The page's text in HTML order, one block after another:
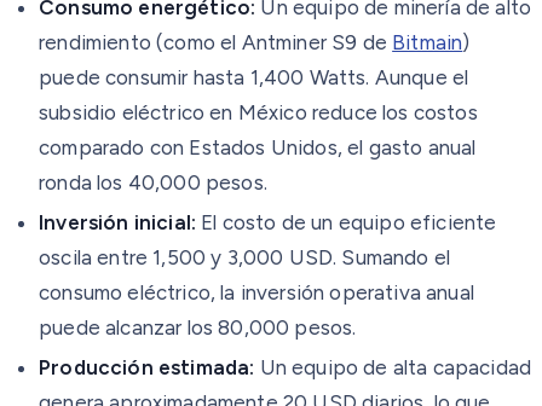
Consumo energético: Un equipo de minería de alto
rendimiento (como el Antminer S9 de Bitmain)
puede consumir hasta 1,400 Watts. Aunque el
subsidio eléctrico en México reduce los costos
comparado con Estados Unidos, el gasto anual
ronda los 40,000 pesos.
Inversión inicial: El costo de un equipo eficiente
oscila entre 1,500 y 3,000 USD. Sumando el
consumo eléctrico, la inversión operativa anual
puede alcanzar los 80,000 pesos.
Producción estimada: Un equipo de alta capacidad